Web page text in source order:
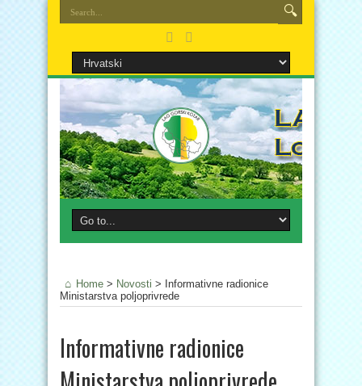
Home > Novosti > Informativne radionice
Ministarstva poljoprivrede
Informativne radionice